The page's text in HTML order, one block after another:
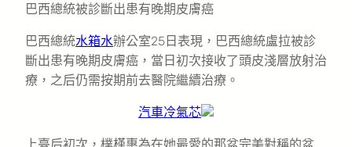
巴西總統被診斷出患有晚期皮膚癌
巴西總統水箱水辦公室25日表現，巴西總統盧拉被診
斷出患有晚期皮膚癌，當日初次接收了頭皮淺層放射治
療，之后仍需按期前去醫院繼續治療。
汽車冷氣芯